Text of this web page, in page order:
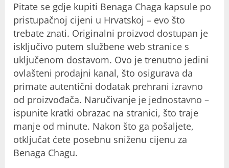
Pitate se gdje kupiti Benaga Chaga kapsule po
pristupačnoj cijeni u Hrvatskoj – evo što
trebate znati. Originalni proizvod dostupan je
isključivo putem službene web stranice s
uključenom dostavom. Ovo je trenutno jedini
ovlašteni prodajni kanal, što osigurava da
primate autentični dodatak prehrani izravno
od proizvođača. Naručivanje je jednostavno –
ispunite kratki obrazac na stranici, što traje
manje od minute. Nakon što ga pošaljete,
otključat ćete posebnu sniženu cijenu za
Benaga Chagu.